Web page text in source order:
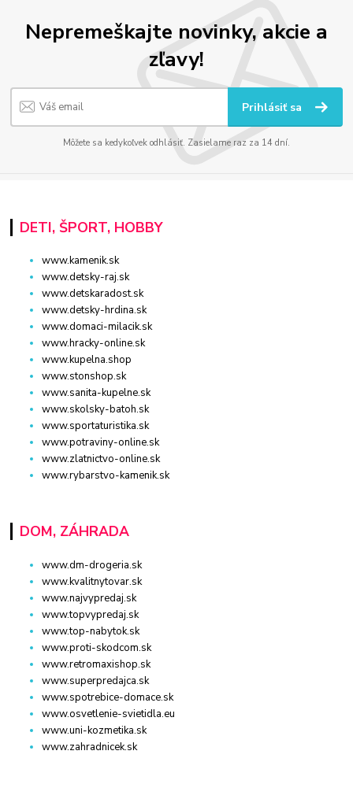
Nepremeškajte novinky, akcie a
zľavy!
Prihlásiť sa
Môžete sa kedykoľvek odhlásiť. Zasielame raz za 14 dní.
DETI, ŠPORT, HOBBY
www.kamenik.sk
www.detsky-raj.sk
www.detskaradost.sk
www.detsky-hrdina.sk
www.domaci-milacik.sk
www.hracky-online.sk
www.kupelna.shop
www.stonshop.sk
www.sanita-kupelne.sk
www.skolsky-batoh.sk
www.sportaturistika.sk
www.potraviny-online.sk
www.zlatnictvo-online.sk
www.rybarstvo-kamenik.sk
DOM, ZÁHRADA
www.dm-drogeria.sk
www.kvalitnytovar.sk
www.najvypredaj.sk
www.topvypredaj.sk
www.top-nabytok.sk
www.proti-skodcom.sk
www.retromaxishop.sk
www.superpredajca.sk
www.spotrebice-domace.sk
www.osvetlenie-svietidla.eu
www.uni-kozmetika.sk
www.zahradnicek.sk